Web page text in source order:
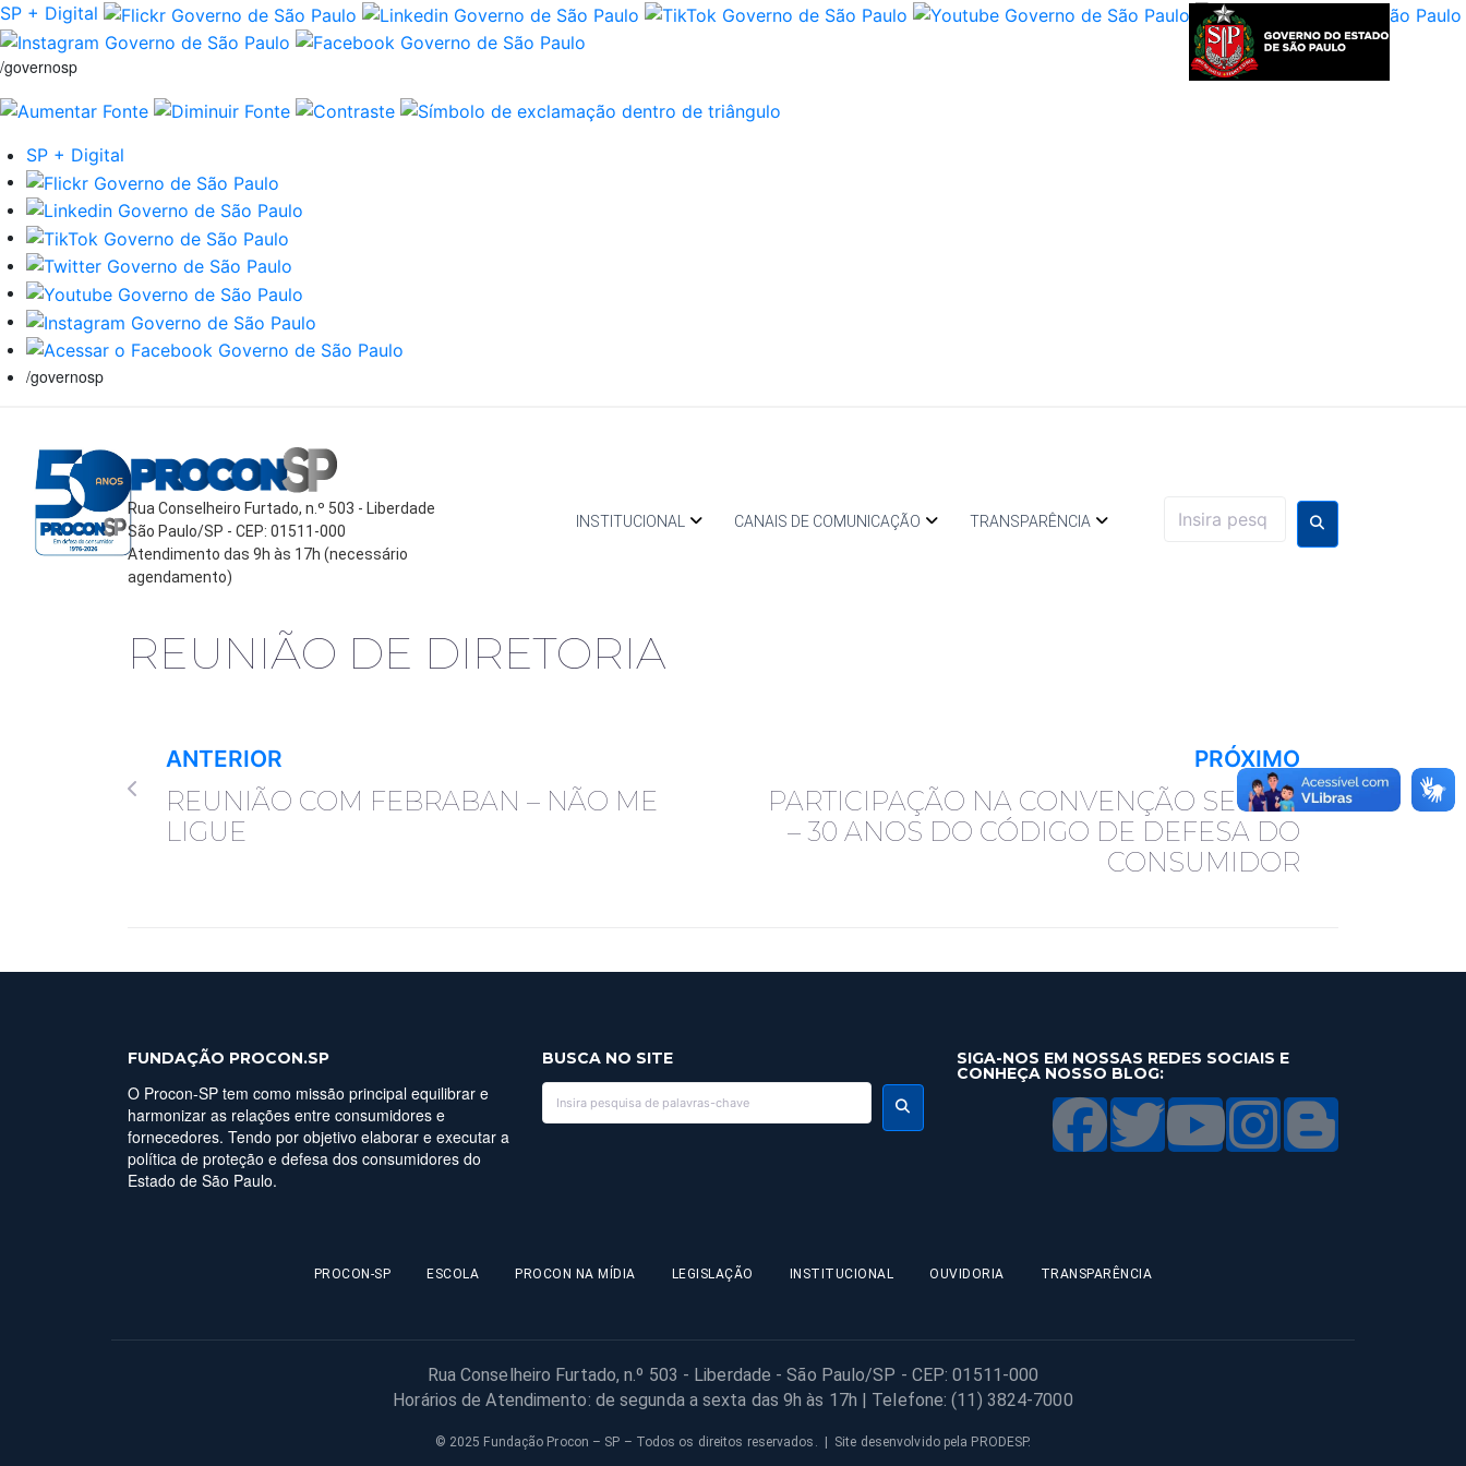
SP + Digital
/governosp
SP + Digital
/governosp
Rua Conselheiro Furtado, n.º 503 - Liberdade
São Paulo/SP - CEP: 01511-000
Atendimento das 9h às 17h (necessário
agendamento)
INSTITUCIONAL CANAIS DE COMUNICAÇÃO TRANSPARÊNCIA
REUNIÃO DE DIRETORIA
ANTERIOR
REUNIÃO COM FEBRABAN – NÃO ME
LIGUE
PRÓXIMO
PARTICIPAÇÃO NA CONVENÇÃO SECOVI
– 30 ANOS DO CÓDIGO DE DEFESA DO
CONSUMIDOR
FUNDAÇÃO PROCON.SP
O Procon-SP tem como missão principal equilibrar e
harmonizar as relações entre consumidores e
fornecedores. Tendo por objetivo elaborar e executar a
política de proteção e defesa dos consumidores do
Estado de São Paulo.
BUSCA NO SITE SIGA-NOS EM NOSSAS REDES SOCIAIS E
CONHEÇA NOSSO BLOG:
PROCON-SP ESCOLA PROCON NA MÍDIA LEGISLAÇÃO INSTITUCIONAL OUVIDORIA TRANSPARÊNCIA
Rua Conselheiro Furtado, n.º 503 - Liberdade - São Paulo/SP - CEP: 01511-000
Horários de Atendimento: de segunda a sexta das 9h às 17h | Telefone: (11) 3824-7000
© 2025 Fundação Procon – SP – Todos os direitos reservados. | Site desenvolvido pela PRODESP.